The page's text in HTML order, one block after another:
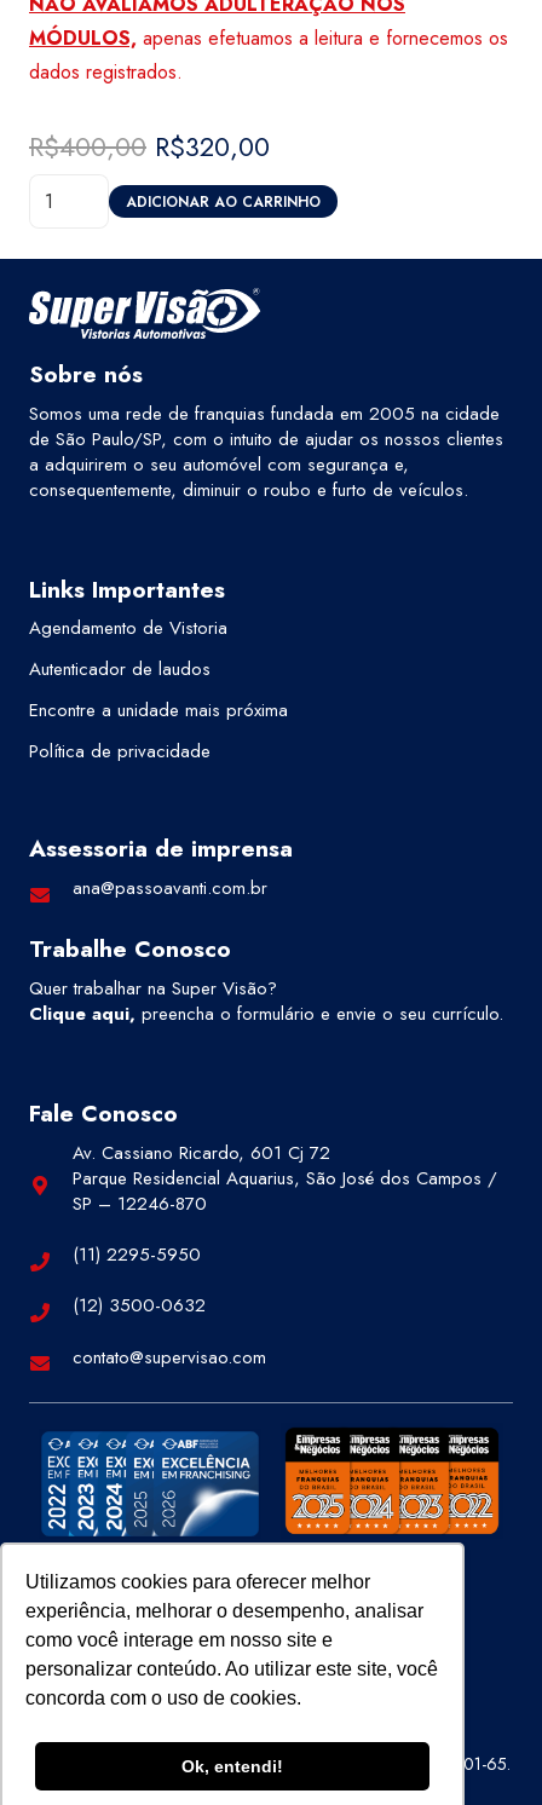
Utilizamos cookies para oferecer melhor
experiência, melhorar o desempenho, analisar
como você interage em nosso site e
personalizar conteúdo. Ao utilizar este site, você
concorda com o uso de cookies.
Ok, entendi!
MÓDULOS, apenas efetuamos a leitura e fornecemos os
dados registrados.
R$400,00 O
preço
original
R$320,00
preço
atual
Diagnóstico
-
Super
Visão
Niterói
ADICIONAR AO CARRINHO
Sobre nós
Somos uma rede de franquias fundada em 2005 na cidade
de São Paulo/SP, com o intuito de ajudar os nossos clientes
a adquirirem o seu automóvel com segurança e,
consequentemente, diminuir o roubo e furto de veículos.
Links Importantes
Agendamento de Vistoria
Autenticador de laudos
Encontre a unidade mais próxima
Política de privacidade
Assessoria de imprensa
ana@passoavanti.com.br
Trabalhe Conosco
Quer trabalhar na Super Visão?
Clique aqui, preencha o formulário e envie o seu currículo.
Fale Conosco
Av. Cassiano Ricardo, 601 Cj 72
Parque Residencial Aquarius, São José dos Campos /
SP – 12246-870
(11) 2295-5950
(12) 3500-0632
contato@supervisao.com
Site 100% Seguro
Super Visão Perícias e Vistorias Ltda – CNPJ 07.686.414/0001-65.